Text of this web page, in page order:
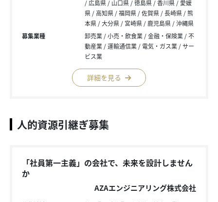
広島県 山口県 徳島県 香川県
愛媛
県
高知県 福岡県 佐賀県 長崎県
熊
本県
大分県 宮崎県 鹿児島県
沖縄県
募集業種
卸売業 小売・飲食業 金融・保険業
不
動産業
運輸通信業 電気・ガス業
サー
ビス業
詳細を見る
人的資源引継ぎ募集
「社員第一主義」の会社で、未来を設計しません
か
AZAエンジニアリング株式会社